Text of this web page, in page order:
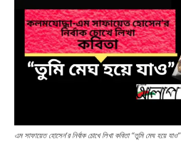
এম সাফায়েত হোসেন’র নির্বাক চোখে লিখা কবিতা “তুমি মেঘ হয়ে যাও”